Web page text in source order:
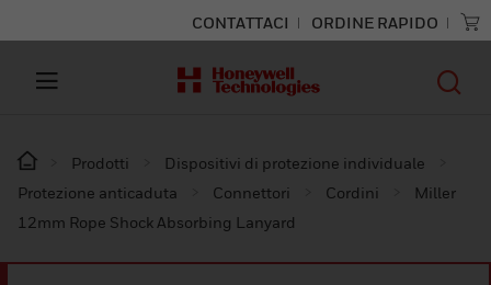
CONTATTACI ORDINE RAPIDO
Prodotti
Dispositivi di protezione individuale
Protezione anticaduta
Connettori Cordini
Miller
12mm Rope Shock Absorbing Lanyard